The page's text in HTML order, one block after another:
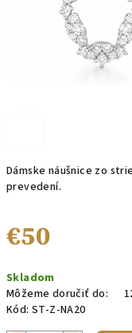
Dámske náušnice zo
prevedení.
€50
cena:
Skladom
Môžeme doručiť do:
Kód: ST-Z-NA20